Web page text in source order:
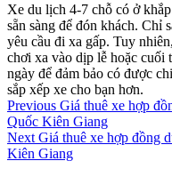
Xe du lịch 4-7 chỗ có ở
sẵn sàng để đón khách. Chỉ
yêu cầu đi xa gấp. Tuy
chơi xa vào dịp lễ hoặc cuối
ngày để đảm bảo có được
sắp xếp xe cho bạn hơn.
Previous Giá thuê xe hợp
Quốc Kiên Giang
Next Giá thuê xe hợp đồng
Kiên Giang